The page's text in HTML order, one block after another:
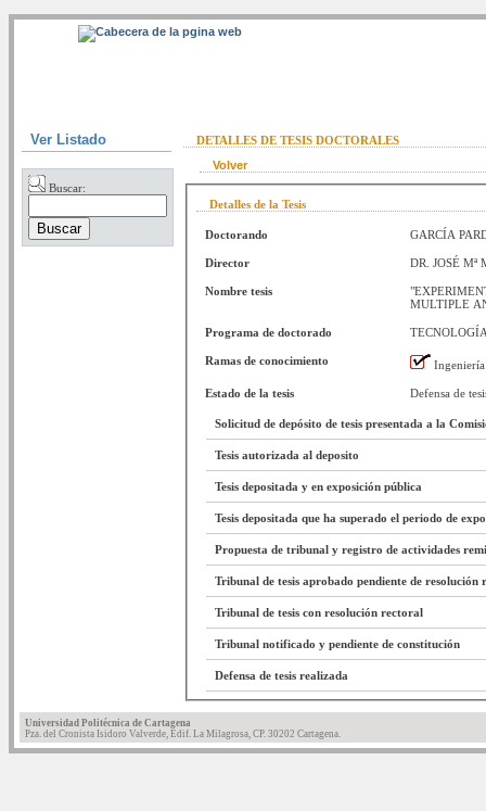
Ver Listado
Buscar:
DETALLES DE TESIS DOCTORALES
Volver
Detalles de la Tesis
Doctorando GARCÍA
Director DR. JOSÉ
Nombre tesis
MULTIPLE
Programa de doctorado
Ramas de conocimiento
Estado de la tesis Defensa de
Solicitud de depósito de tesis presentada a la
Tesis autorizada al deposito
Tesis depositada y en exposición pública
Tesis depositada que ha superado el periodo de
Propuesta de tribunal y registro de actividades
Tribunal de tesis aprobado pendiente de resolución
Tribunal de tesis con resolución rectoral
Tribunal notificado y pendiente de constitución
Defensa de tesis realizada
Universidad Politécnica de Cartagena
Pza. del Cronista Isidoro Valverde, Edif. La Milagrosa, CP. 30202 Cartagena.